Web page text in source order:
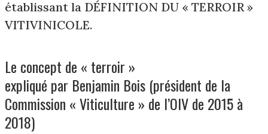
établissant la DÉFINITION DU « TERROIR »
VITIVINICOLE.
Le concept de « terroir »
expliqué par Benjamin Bois (président de la
Commission « Viticulture » de l’OIV de 2015 à
2018)